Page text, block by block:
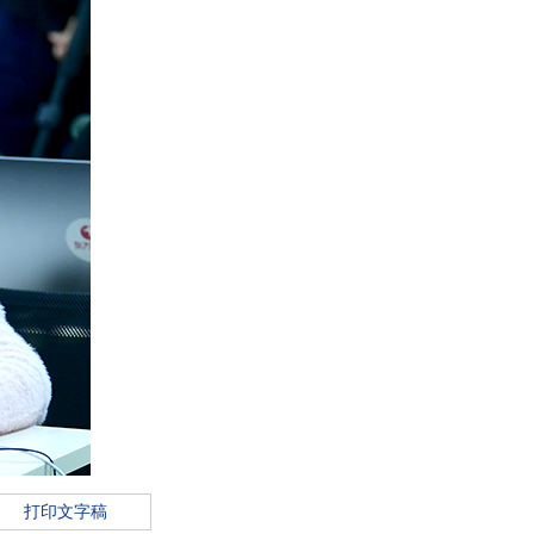
打印文字稿